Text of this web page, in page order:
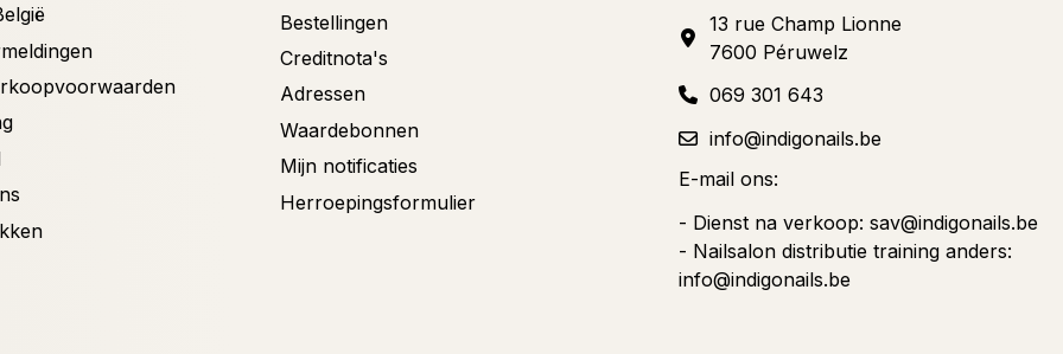
Bestellingen
Creditnota's
Adressen
Waardebonnen
Mijn notificaties
Herroepingsformulier
13 rue Champ Lionne
7600 Péruwelz
069 301 643
info@indigonails.be
E-mail ons:
- Dienst na verkoop: sav@indigonails.be
- Nailsalon distributie training anders:
info@indigonails.be